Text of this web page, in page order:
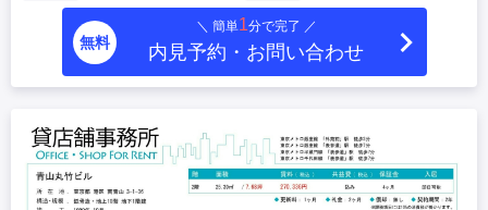
無料
＼ 簡単1分で完了 ／
内見予約・お問い合わせ